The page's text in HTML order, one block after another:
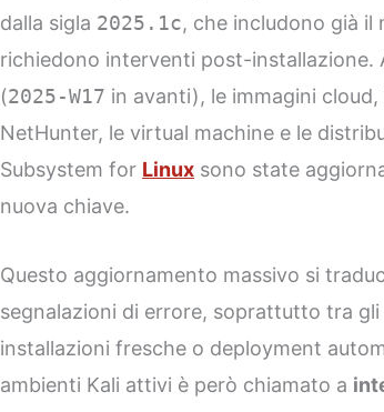
dalla sigla 2025.1c, che includono già il
richiedono interventi post-installazione.
(2025-W17 in avanti), le immagini
NetHunter, le virtual machine e le
Subsystem for Linux sono state
nuova chiave.
Questo aggiornamento massivo si
segnalazioni di errore, soprattutto tra
installazioni fresche o deployment
ambienti Kali attivi è però chiamato a